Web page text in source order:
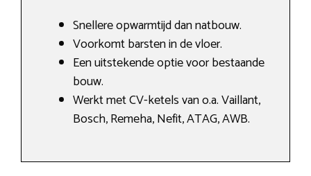
Snellere opwarmtijd dan natbouw.
Voorkomt barsten in de vloer.
Een uitstekende optie voor bestaande
bouw.
Werkt met CV-ketels van o.a. Vaillant,
Bosch, Remeha, Nefit, ATAG, AWB.